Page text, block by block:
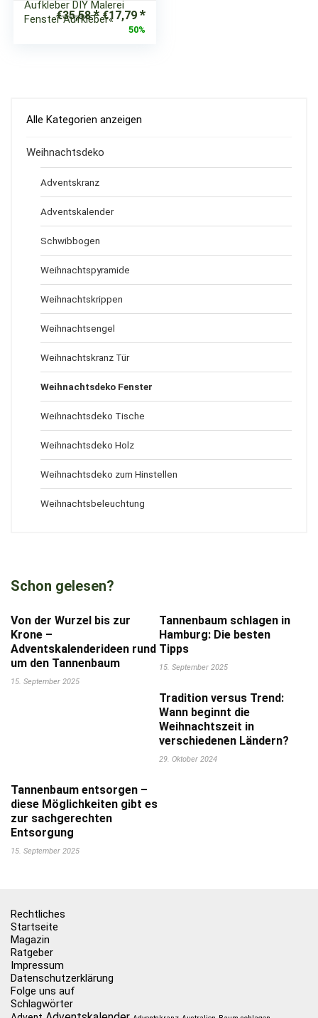
Aufkleber DIY Malerei
Fenster Aufkleber«
€35,58
Ursprünglicher
Preis
€17,79 Aktueller
Preis
50%
Alle Kategorien anzeigen
Weihnachtsdeko
Adventskranz
Adventskalender
Schwibbogen
Weihnachtspyramide
Weihnachtskrippen
Weihnachtsengel
Weihnachtskranz Tür
Weihnachtsdeko Fenster
Weihnachtsdeko Tische
Weihnachtsdeko Holz
Weihnachtsdeko zum Hinstellen
Weihnachtsbeleuchtung
Schon gelesen?
Von der Wurzel bis zur
Krone –
Adventskalenderideen rund
um den Tannenbaum
15. September 2025
Tannenbaum schlagen in
Hamburg: Die besten
Tipps
15. September 2025
Tradition versus Trend:
Wann beginnt die
Weihnachtszeit in
verschiedenen Ländern?
29. Oktober 2024
Tannenbaum entsorgen –
diese Möglichkeiten gibt es
zur sachgerechten
Entsorgung
15. September 2025
Rechtliches
Startseite
Magazin
Ratgeber
Impressum
Datenschutzerklärung
Folge uns auf
Schlagwörter